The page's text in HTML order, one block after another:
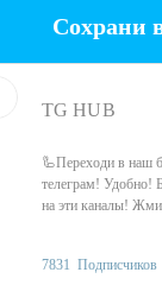
Сохрани
TG HUB
🦾Переходи в наш
телеграм! Удобно!
на эти каналы!
7831 Подписчиков